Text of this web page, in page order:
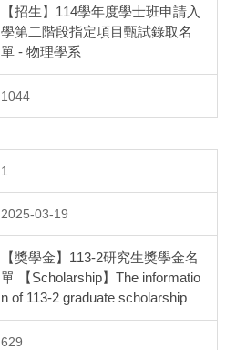
【招生】114學年度學士班申請入
學第二階段指定項目甄試錄取名
單 - 物理學系
1044
1
2025-03-19
【獎學金】113-2研究生獎學金名
單 【Scholarship】The informatio
n of 113-2 graduate scholarship
629